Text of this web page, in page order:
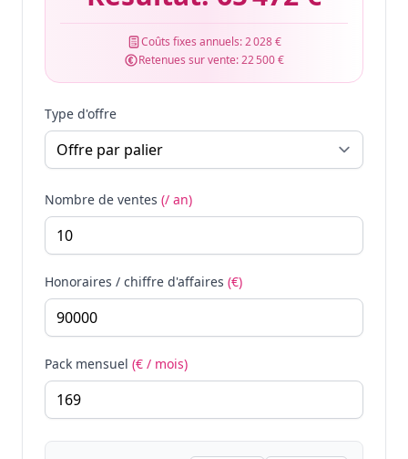
Coûts fixes annuels:2 028 €
Retenues sur vente:22 500 €
Type d'offre
Nombre de ventes (/ an)
Honoraires / chiffre d'affaires (€)
Pack mensuel (€ / mois)